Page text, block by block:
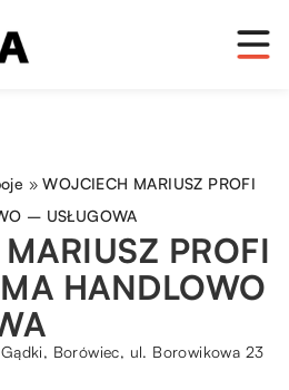
»WOJCIECH MARIUSZ PROFI
– USŁUGOWA
PROFI
HANDLOWO
Borówiec, ul. Borowikowa 23